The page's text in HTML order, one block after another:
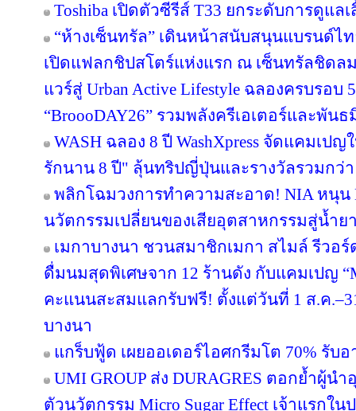
Toshiba เปิดตัวซีรีส์ T33 ยกระดับการดูแ
“ห้างเซ็นทรัล” เดินหน้าสนับสนุนแบรนด์ไ
เปิดแฟลกชิปสโตร์แห่งแรก ณ เซ็นทรัลชิดล
แวร์สู่ Urban Active Lifestyle ฉลองครบรอ
“BroooDAY26” รวมพลังครีเอเตอร์และพั
WASH ฉลอง 8 ปี WashXpress จัดแคมเป
รักนาน 8 ปี" ลุ้นทริปญี่ปุ่นและรางวัลรวมกว่า
พลิกโฉมวงการทำความสะอาด! NIA หนุน
นวัตกรรมเปลี่ยนของเสียอุตสาหกรรมสู่น้ำ
เมกาบางนา ชวนสมาชิกเมกา สไมล์ รีวอ
ดื่มนมสุดพิเศษจาก 12 ร้านดัง กับแคมเปญ
คะแนนสะสมแลกรับฟรี! ตั้งแต่วันที่ 1 ส.ค
บางนา
แกร็บฟู้ด เผยออเดอร์ไอศกรีมโต 70% รับอ
UMI GROUP ส่ง DURAGRES ตอกย้ำผู้น
ตัวนวัตกรรม Micro Sugar Effect เจ้าแรกใ